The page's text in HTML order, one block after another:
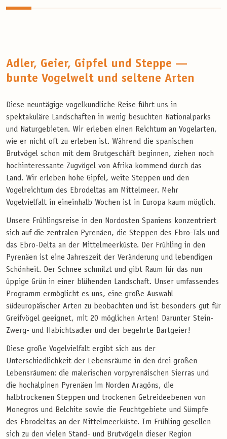
Adler, Geier, Gipfel und Steppe —
bunte Vogelwelt und seltene Arten
Diese neuntägige vogelkundliche Reise führt uns in
spektakuläre Landschaften in wenig besuchten Nationalparks
und Naturgebieten. Wir erleben einen Reichtum an Vogelarten,
wie er nicht oft zu erleben ist. Während die spanischen
Brutvögel schon mit dem Brutgeschäft beginnen, ziehen noch
hochinteressante Zugvögel von Afrika kommend durch das
Land. Wir erleben hohe Gipfel, weite Steppen und den
Vogelreichtum des Ebrodeltas am Mittelmeer. Mehr
Vogelvielfalt in eineinhalb Wochen ist in Europa kaum möglich.
Unsere Frühlingsreise in den Nordosten Spaniens konzentriert
sich auf die zentralen Pyrenäen, die Steppen des Ebro-Tals und
das Ebro-Delta an der Mittelmeerküste. Der Frühling in den
Pyrenäen ist eine Jahreszeit der Veränderung und lebendigen
Schönheit. Der Schnee schmilzt und gibt Raum für das nun
üppige Grün in einer blühenden Landschaft. Unser umfassendes
Programm ermöglicht es uns, eine große Auswahl
südeuropäischer Arten zu beobachten und ist besonders gut für
Greifvögel geeignet, mit 20 möglichen Arten! Darunter Stein-
Zwerg- und Habichtsadler und der begehrte Bartgeier!
Diese große Vogelvielfalt ergibt sich aus der
Unterschiedlichkeit der Lebensräume in den drei großen
Lebensräumen: die malerischen vorpyrenäischen Sierras und
die hochalpinen Pyrenäen im Norden Aragóns, die
halbtrockenen Steppen und trockenen Getreideebenen von
Monegros und Belchite sowie die Feuchtgebiete und Sümpfe
des Ebrodeltas an der Mittelmeerküste. Im Frühling gesellen
sich zu den vielen Stand- und Brutvögeln dieser Region